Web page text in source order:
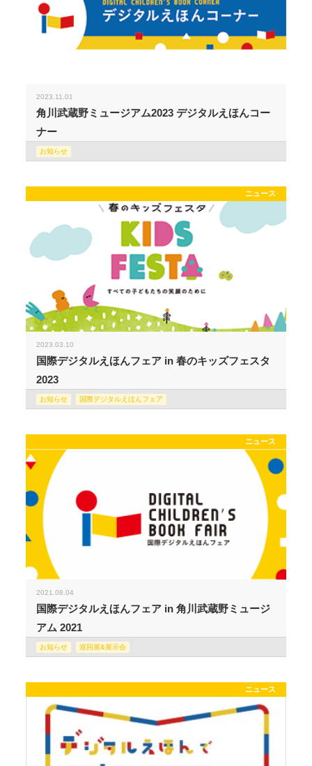
2023.11.01
角川武蔵野ミュージアム2023 デジタルえほんコー
ナー
お知らせ
ニュース
2023.03.10
国際デジタルえほんフェア in 春のキッズフェスタ
2023
お知らせ 国際デジタルえほんフェア
ニュース
2021.08.04
国際デジタルえほんフェア in 角川武蔵野ミュージ
アム 2021
お知らせ 巡回展&展示会
ニュース